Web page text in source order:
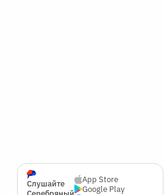
Слушайте
App Store
Google Play